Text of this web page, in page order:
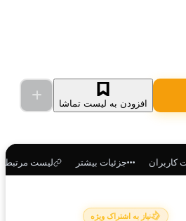
افزودن به لیست تماشا
کاربران جزئیات بیشتر لیست مرتبط
نیاز به اشتراک ویژه